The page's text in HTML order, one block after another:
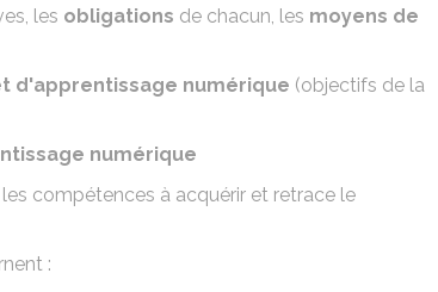
les obligations de chacun, les moyens de
d'apprentissage numérique (objectifs de la
numérique
compétences à acquérir et retrace le
: